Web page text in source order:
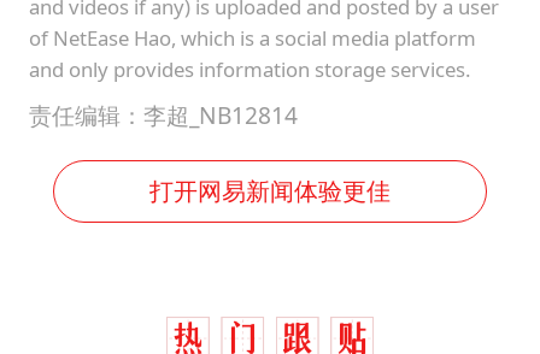
and videos if any) is uploaded and posted by a user
of NetEase Hao, which is a social media platform
and only provides information storage services.
责任编辑：李超_NB12814
打开网易新闻体验更佳